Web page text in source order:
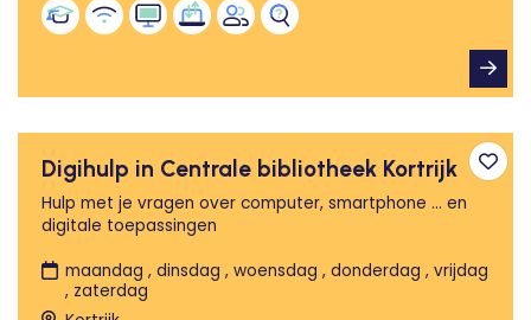
Digihulp in Centrale bibliotheek Kortrijk
Hulp met je vragen over computer, smartphone … en
digitale toepassingen
maandag , dinsdag , woensdag , donderdag , vrijdag
, zaterdag